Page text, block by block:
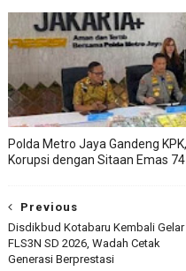
Polda Metro Jaya Gandeng
Korupsi dengan Sitaan Emas
Previous
Disdikbud Kotabaru Kembali Gelar
FLS3N SD 2026, Wadah Cetak
Generasi Berprestasi